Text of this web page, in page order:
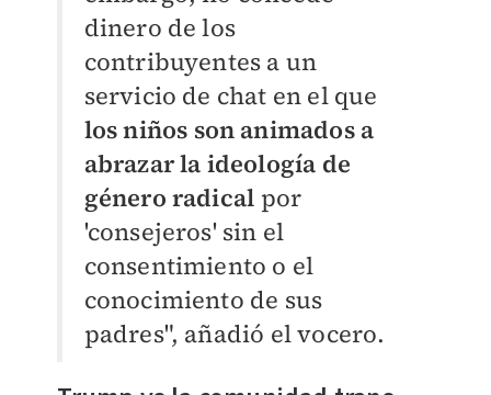
dinero de los
contribuyentes a un
servicio de chat en el que
los niños son animados a
abrazar la ideología de
género radical por
'consejeros' sin el
consentimiento o el
conocimiento de sus
padres", añadió el vocero.